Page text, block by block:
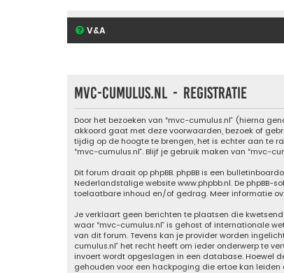
V&A
mvc-cumulus.nl - Registratie
Door het bezoeken van “mvc-cumulus.nl” (hierna
akkoord gaat met deze voorwaarden, bezoek of
tijdig op de hoogte te brengen, het is echter aan te
“mvc-cumulus.nl”. Blijf je gebruik maken van “mvc-
Dit forum draait op phpBB. phpBB is een
Nederlandstalige websitewww.phpbb.nl. De phpBB-
toelaatbare inhoud en/of gedrag. Meer informatie
Je verklaart geen berichten te plaatsen die
waar “mvc-cumulus.nl” is gehost of internationale
van dit forum. Tevens kan je provider worden
cumulus.nl” het recht heeft om ieder onderwerp te
invoert wordt opgeslagen in een database. Hoewel
gehouden voor een hackpoging die ertoe kan